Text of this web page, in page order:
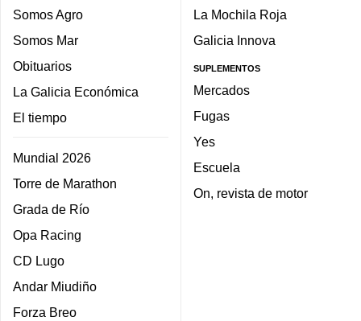
Somos Agro
Somos Mar
Obituarios
La Galicia Económica
El tiempo
Mundial 2026
Torre de Marathon
Grada de Río
Opa Racing
CD Lugo
Andar Miudiño
Forza Breo
La Mochila Roja
Galicia Innova
SUPLEMENTOS
Mercados
Fugas
Yes
Escuela
On, revista de motor